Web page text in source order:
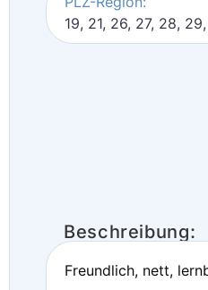
19, 21, 26, 27, 28,
Beschreibung:
Freundlich, nett,